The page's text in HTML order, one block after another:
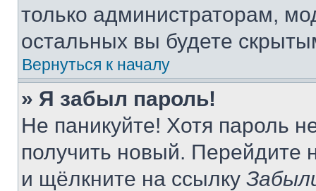
только администраторам,
остальных вы будете
Вернуться к началу
» Я забыл пароль!
Не паникуйте! Хотя пароль
получить новый. Перейдите
и щёлкните на ссылку